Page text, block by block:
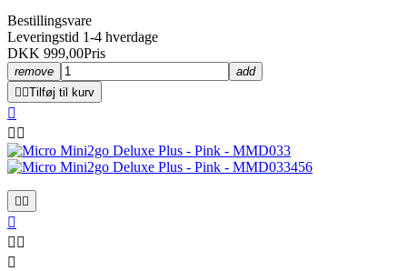
Bestillingsvare
Leveringstid 1-4 hverdage
DKK 999,00Pris
remove
add
 Tilføj til kurv

 
 

 
